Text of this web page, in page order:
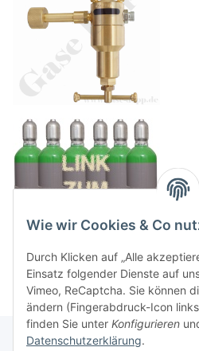
Wie wir Cookies & Co
Durch Klicken auf „Alle
Einsatz folgender Dienste auf
Vimeo, ReCaptcha. Sie können
ändern (Fingerabdruck-Icon
finden Sie unter Konfigurieren
Datenschutzerklärung.